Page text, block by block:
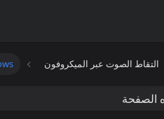
التقاط الصوت عبر الميكروفون
الصفحة